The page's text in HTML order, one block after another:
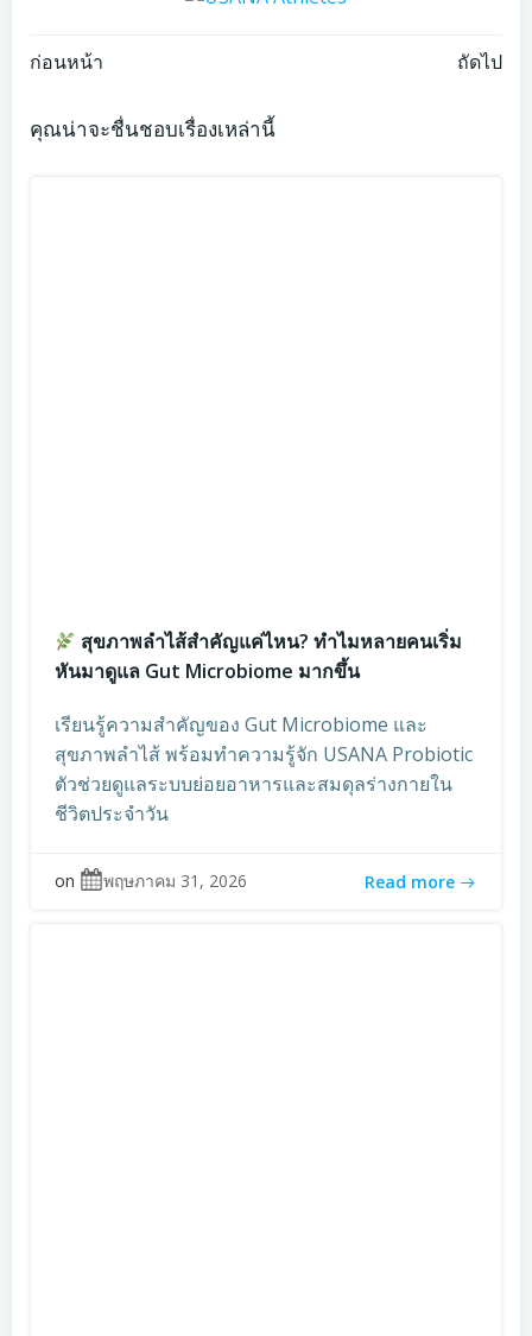
Post
navigation
ก่อนหน้า
navigation
ถัดไป
คุณน่าจะชื่นชอบเรื่องเหล่านี้
สุขภาพลำไส้สำคัญแค่ไหน? ทำไมหลายคนเริ่ม
หันมาดูแล Gut Microbiome มากขึ้น
เรียนรู้ความสำคัญของ Gut Microbiome และ
สุขภาพลำไส้ พร้อมทำความรู้จัก USANA Probiotic
ตัวช่วยดูแลระบบย่อยอาหารและสมดุลร่างกายใน
ชีวิตประจำวัน
on พฤษภาคม 31, 2026 Read more